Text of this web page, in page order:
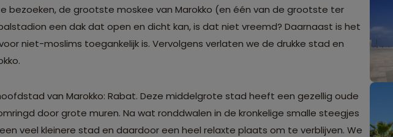
bezoeken, de grootste moskee van Marokko (en één van de grootste ter
een dak dat open en dicht kan, is dat niet vreemd? Daarnaast is het
niet-moslims toegankelijk is. Vervolgens verlaten we de drukke stad en
van Marokko: Rabat. Deze middelgrote stad heeft een gezellig oude
door grote muren. Na wat ronddwalen in de kronkelige smalle steegjes
veel kleinere stad en daardoor een heel relaxte plaats om te verblijven. We